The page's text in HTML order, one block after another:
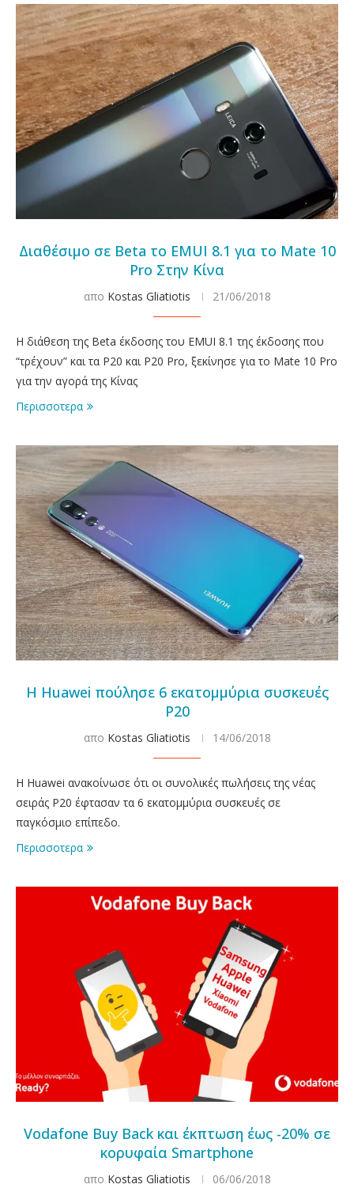
Διαθέσιμο σε Beta το EMUI 8.1 για το Mate 10
Pro Στην Κίνα
απο Kostas Gliatiotis 21/06/2018
Η διάθεση της Beta έκδοσης του EMUI 8.1 της έκδοσης που
“τρέχουν” και τα P20 και P20 Pro, ξεκίνησε για το Mate 10 Pro
για την αγορά της Κίνας
Περισσοτερα
Η Huawei πούλησε 6 εκατομμύρια συσκευές
P20
απο Kostas Gliatiotis 14/06/2018
Η Huawei ανακοίνωσε ότι οι συνολικές πωλήσεις της νέας
σειράς P20 έφτασαν τα 6 εκατομμύρια συσκευές σε
παγκόσμιο επίπεδο.
Περισσοτερα
Vodafone Buy Back και έκπτωση έως -20% σε
κορυφαία Smartphone
απο Kostas Gliatiotis 06/06/2018